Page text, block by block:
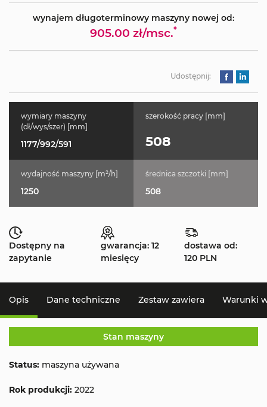
wynajem długoterminowy maszyny nowej od:
905.00 zł/msc.*
Udostępnij:
wymiary maszyny
(dł/wys/szer) [mm]
1177/992/591
szerokość pracy [mm]
508
wydajność maszyny [m²/h]
1250
średnica szczotki [mm]
508
Dostępny na
zapytanie
gwarancja: 12
miesięcy
dostawa od:
120 PLN
Opis Dane techniczne Zestaw zawiera Warunki
Stan maszyny
Status: maszyna używana
Rok produkcji: 2022